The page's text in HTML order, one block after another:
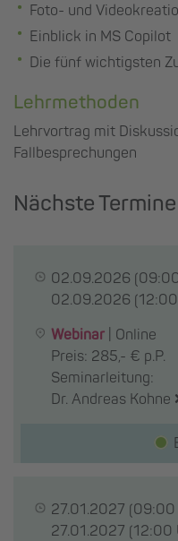
Foto- und
Einblick in MS Copilot
Die fünf wichtigsten
Lehrmethoden
Lehrvortrag mit
Fallbesprechungen
Nächste Termine
02.09.2026
02.09.2026
Webinar
Online
Preis: 285,- € p.P.
Seminarleitung:
Dr. Andreas Kohne
27.01.2027 (09:00
27.01.2027 (12:00